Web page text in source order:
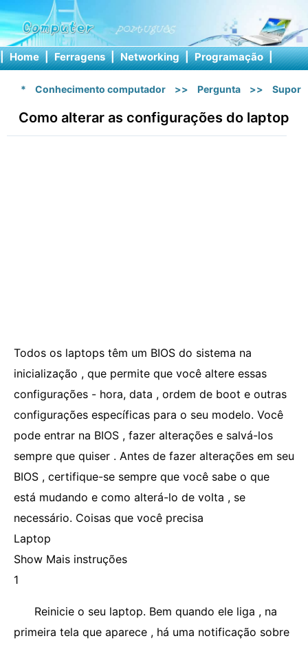
| Home | Ferragens | Networking | Programação |
* Conhecimento computador >> Pergunta >>
Como alterar as configurações do laptop
Todos os laptops têm um BIOS do sistema na
inicialização , que permite que você altere essas
configurações - hora, data , ordem de boot e outras
configurações específicas para o seu modelo. Você
pode entrar na BIOS , fazer alterações e salvá-los
sempre que quiser . Antes de fazer alterações em seu
BIOS , certifique-se sempre que você sabe o que
está mudando e como alterá-lo de volta , se
necessário. Coisas que você precisa
Laptop
Show Mais instruções
1
Reinicie o seu laptop. Bem quando ele liga , na
primeira tela que aparece , há uma notificação sobre